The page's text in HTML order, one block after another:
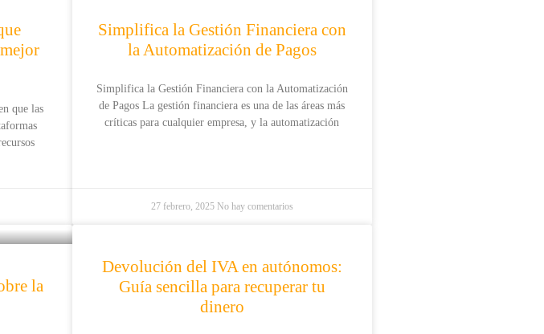
que las
Simplifica la Gestión Financiera con
la Automatización de Pagos
Simplifica la Gestión Financiera con la Automatización
de Pagos La gestión financiera es una de las áreas más
críticas para cualquier empresa, y la automatización
27 febrero, 2025 No hay comentarios
la
Devolución del IVA en autónomos:
Guía sencilla para recuperar tu
dinero